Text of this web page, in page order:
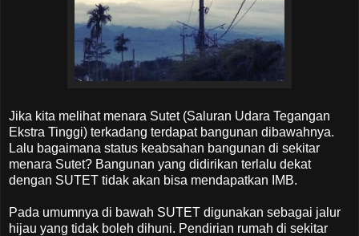
Jika kita melihat menara Sutet (Saluran Udara Tegangan
Ekstra Tinggi) terkadang terdapat bangunan dibawahnya.
Lalu bagaimana status keabsahan bangunan di sekitar
menara Sutet? Bangunan yang didirikan terlalu dekat
dengan SUTET tidak akan bisa mendapatkan IMB.
Pada umumnya di bawah SUTET digunakan sebagai jalur
hijau yang tidak boleh dihuni. Pendirian rumah di sekitar